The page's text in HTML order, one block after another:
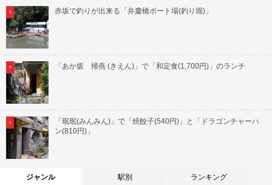
赤坂で釣りが出来る「弁慶橋ボート場(釣り堀)」
「あか坂 帰燕 (きえん)」で「和定食(1,700円)」のランチ
「珉珉(みんみん)」で「焼餃子(540円)」と「ドラゴンチャーハ
ン(810円)」
ジャンル 駅別 ランキング